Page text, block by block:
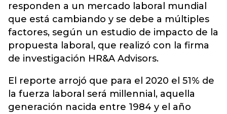
responden a un mercado laboral mundial
que está cambiando y se debe a múltiples
factores, según un estudio de impacto de la
propuesta laboral, que realizó con la firma
de investigación HR&A Advisors.
El reporte arrojó que para el 2020 el 51% de
la fuerza laboral será millennial, aquella
generación nacida entre 1984 y el año